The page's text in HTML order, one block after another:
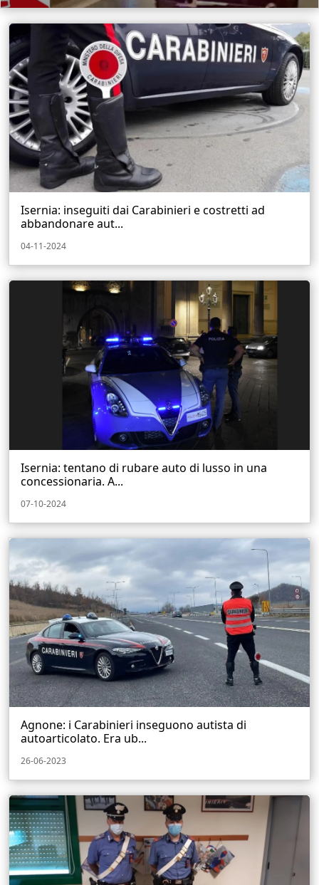
Isernia: inseguiti dai Carabinieri e costretti ad
abbandonare aut...
04-11-2024
Isernia: tentano di rubare auto di lusso in una
concessionaria. A...
07-10-2024
Agnone: i Carabinieri inseguono autista di
autoarticolato. Era ub...
26-06-2023